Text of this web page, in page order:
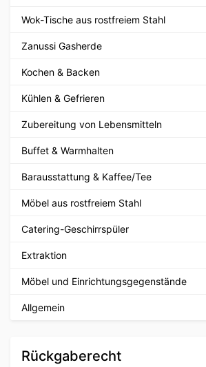
Wok-Tische aus rostfreiem Stahl
Zanussi Gasherde
Kochen & Backen
Kühlen & Gefrieren
Zubereitung von Lebensmitteln
Buffet & Warmhalten
Barausstattung & Kaffee/Tee
Möbel aus rostfreiem Stahl
Catering-Geschirrspüler
Extraktion
Möbel und Einrichtungsgegenstände
Allgemein
Rückgaberecht